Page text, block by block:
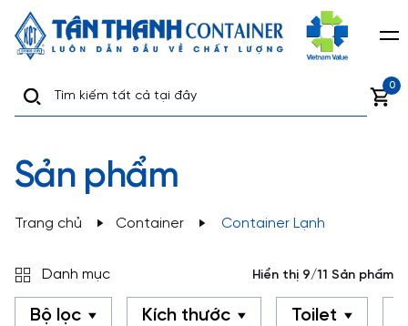
0
Sản phẩm
Trang chủ Container Container Lạnh
Danh mục Hiển thị 9/11 Sản phẩm
Bộ lọc Kích thước Toilet